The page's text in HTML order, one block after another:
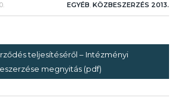
EGYÉB, KÖZBESZERZÉS 2013.
teljesítéséről – Intézményi
megnyitás (pdf)